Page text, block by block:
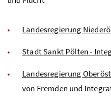
Landesregierung
Stadt Sankt Pölten -
Landesregierung
von Fremden und